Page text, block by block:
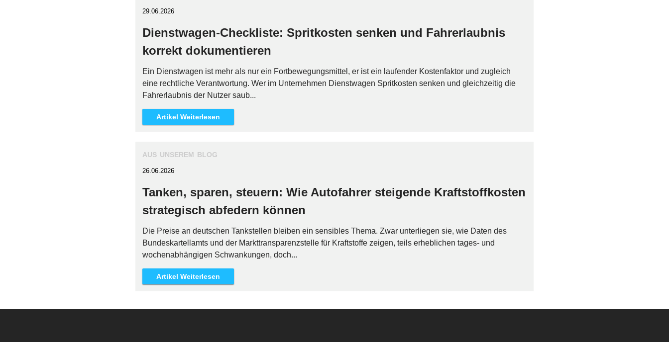
29.06.2026
Dienstwagen-Checkliste: Spritkosten senken und Fahrerlaubnis
korrekt dokumentieren
Ein Dienstwagen ist mehr als nur ein Fortbewegungsmittel, er ist ein laufender Kostenfaktor und zugleich
eine rechtliche Verantwortung. Wer im Unternehmen Dienstwagen Spritkosten senken und gleichzeitig die
Fahrerlaubnis der Nutzer saub...
Artikel Weiterlesen
aus unserem blog
26.06.2026
Tanken, sparen, steuern: Wie Autofahrer steigende Kraftstoffkosten
strategisch abfedern können
Die Preise an deutschen Tankstellen bleiben ein sensibles Thema. Zwar unterliegen sie, wie Daten des
Bundeskartellamts und der Markttransparenzstelle für Kraftstoffe zeigen, teils erheblichen tages- und
wochenabhängigen Schwankungen, doch...
Artikel Weiterlesen